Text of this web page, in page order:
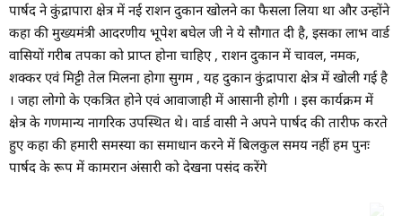
पार्षद ने कुंद्रापारा क्षेत्र में नई राशन दुकान खोलने का फैसला लिया था और उन्होंने
कहा की मुख्यमंत्री आदरणीय भूपेश बघेल जी ने ये सौगात दी है, इसका लाभ वार्ड
वासियों गरीब तपका को प्राप्त होना चाहिए , राशन दुकान में चावल, नमक,
शक्कर एवं मिट्टी तेल मिलना होगा सुगम , यह दुकान कुंद्रापारा क्षेत्र में खोली गई है
। जहा लोगो के एकत्रित होने एवं आवाजाही में आसानी होगी । इस कार्यक्रम में
क्षेत्र के गणमान्य नागरिक उपस्थित थे। वार्ड वासी ने अपने पार्षद की तारीफ करते
हुए कहा की हमारी समस्या का समाधान करने में बिलकुल समय नहीं हम पुनः
पार्षद के रूप में कामरान अंसारी को देखना पसंद करेंगे